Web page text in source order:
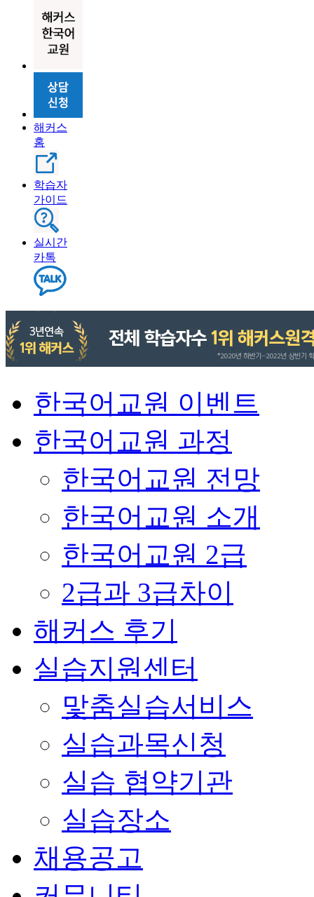
해커스
홈
학습자
가이드
실시간
카톡
한국어교원 이벤트
한국어교원 과정
한국어교원 전망
한국어교원 소개
한국어교원 2급
2급과 3급차이
해커스 후기
실습지원센터
맟춤실습서비스
실습과목신청
실습 협약기관
실습장소
채용공고